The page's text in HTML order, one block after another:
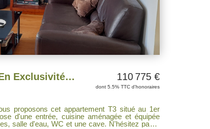
VENDU PAR L'AGENCE En Exclusivité T3 Proche place de Strasbourg 110 775 €
dont 5.5% TTC d'honoraires
proposons cet appartement T3 situé au 1er
d'une entrée, cuisine aménagée et équipée
WC et une cave. N'hésitez pas à